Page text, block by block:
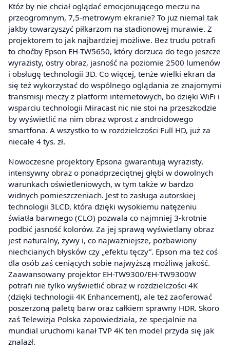
Któż by nie chciał oglądać emocjonującego meczu na
przeogromnym, 7,5-metrowym ekranie? To już niemal tak
jakby towarzyszyć piłkarzom na stadionowej murawie. Z
projektorem to jak najbardziej możliwe. Bez trudu potrafi
to choćby Epson EH-TW5650, który dorzuca do tego jeszcze
wyrazisty, ostry obraz, jasność na poziomie 2500 lumenów
i obsługę technologii 3D. Co więcej, tenże wielki ekran da
się też wykorzystać do wspólnego oglądania ze znajomymi
transmisji meczy z platform internetowych, bo dzięki WiFi i
wsparciu technologii Miracast nic nie stoi na przeszkodzie
by wyświetlić na nim obraz wprost z androidowego
smartfona. A wszystko to w rozdzielczości Full HD, już za
niecałe 4 tys. zł.
Nowoczesne projektory Epsona gwarantują wyrazisty,
intensywny obraz o ponadprzeciętnej głębi w dowolnych
warunkach oświetleniowych, w tym także w bardzo
widnych pomieszczeniach. Jest to zasługa autorskiej
technologii 3LCD, która dzięki wysokiemu natężeniu
światła barwnego (CLO) pozwala co najmniej 3-krotnie
podbić jasność kolorów. Za jej sprawą wyświetlany obraz
jest naturalny, żywy i, co najważniejsze, pozbawiony
niechcianych błysków czy „efektu tęczy”. Epson ma też coś
dla osób zaś ceniących sobie najwyższą możliwą jakość.
Zaawansowany projektor EH-TW9300/EH-TW9300W
potrafi nie tylko wyświetlić obraz w rozdzielczości 4K
(dzięki technologii 4K Enhancement), ale też zaoferować
poszerzoną paletę barw oraz całkiem sprawny HDR. Skoro
zaś Telewizja Polska zapowiedziała, że specjalnie na
mundial uruchomi kanał TVP 4K ten model przyda się jak
znalazł.